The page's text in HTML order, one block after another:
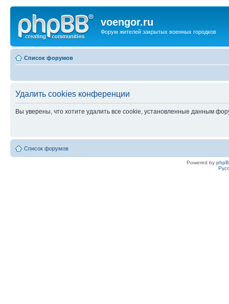
voengor.ru
Форум жителей закрытых военных городков
Список форумов
Удалить cookies конференции
Вы уверены, что хотите удалить все cookie, установленные данным
Список форумов
Powered by